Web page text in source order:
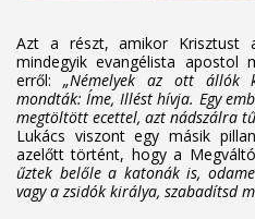
Azt a részt, amikor Krisztust
mindegyik evangélista apostol
erről: „Némelyek az ott állók
mondták: Íme, Illést hívja. Egy
megtöltött ecettel, azt nádszálra
Lukács viszont egy másik
azelőtt történt, hogy a
űztek belőle a katonák is,
vagy a zsidók királya, szabadítsd